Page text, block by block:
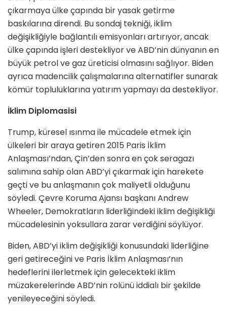
çıkarmaya ülke çapında bir yasak getirme
baskılarına direndi. Bu sondaj tekniği, iklim
değişikliğiyle bağlantılı emisyonları artırıyor, ancak
ülke çapında işleri destekliyor ve ABD’nin dünyanın en
büyük petrol ve gaz üreticisi olmasını sağlıyor. Biden
ayrıca madencilik çalışmalarına alternatifler sunarak
kömür topluluklarına yatırım yapmayı da destekliyor.
İklim Diplomasisi
Trump, küresel ısınma ile mücadele etmek için
ülkeleri bir araya getiren 2015 Paris İklim
Anlaşması’ndan, Çin’den sonra en çok seragazı
salımına sahip olan ABD’yi çıkarmak için harekete
geçti ve bu anlaşmanın çok maliyetli olduğunu
söyledi. Çevre Koruma Ajansı başkanı Andrew
Wheeler, Demokratların liderliğindeki iklim değişikliği
mücadelesinin yoksullara zarar verdiğini söylüyor.
Biden, ABD’yi iklim değişikliği konusundaki liderliğine
geri getireceğini ve Paris İklim Anlaşması’nın
hedeflerini ilerletmek için gelecekteki iklim
müzakerelerinde ABD’nin rolünü iddialı bir şekilde
yenileyeceğini söyledi.